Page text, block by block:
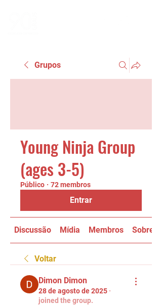
Grupos
Young Ninja Group
(ages 3-5)
Público · 72 membros
Entrar
Discussão Mídia Membros Sobre
Voltar
Dimon Dimon
28 de agosto de 2025 ·
joined the group.